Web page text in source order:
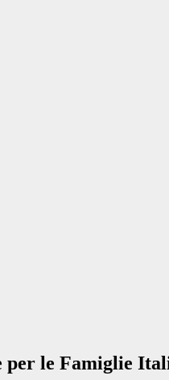
per le Famiglie